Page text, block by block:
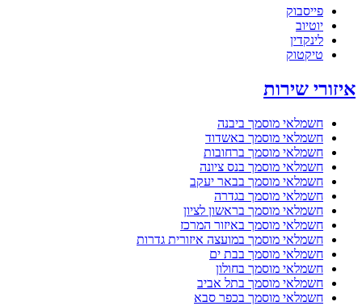
פייסבוק
יוטיוב
לינקדין
טיקטוק
איזורי שירות
חשמלאי מוסמך ביבנה
חשמלאי מוסמך באשדוד
חשמלאי מוסמך ברחובות
חשמלאי מוסמך בנס ציונה
חשמלאי מוסמך בבאר יעקב
חשמלאי מוסמך בגדרה
חשמלאי מוסמך בראשון לציון
חשמלאי מוסמך באיזור המרכז
חשמלאי מוסמך במועצה איזורית גדרות
חשמלאי מוסמך בבת ים
חשמלאי מוסמך בחולון
חשמלאי מוסמך בתל אביב
חשמלאי מוסמך בכפר סבא